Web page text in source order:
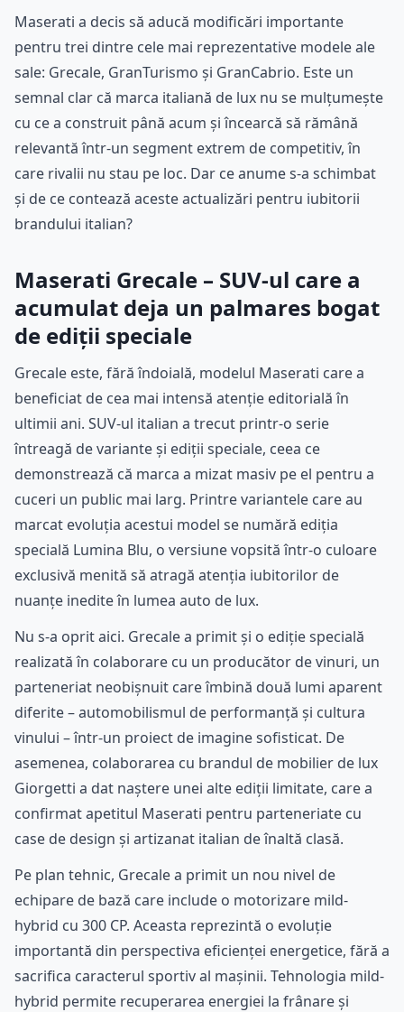
Maserati a decis să aducă modificări importante
pentru trei dintre cele mai reprezentative modele ale
sale: Grecale, GranTurismo și GranCabrio. Este un
semnal clar că marca italiană de lux nu se mulțumește
cu ce a construit până acum și încearcă să rămână
relevantă într-un segment extrem de competitiv, în
care rivalii nu stau pe loc. Dar ce anume s-a schimbat
și de ce contează aceste actualizări pentru iubitorii
brandului italian?
Maserati Grecale – SUV-ul care a
acumulat deja un palmares bogat
de ediții speciale
Grecale este, fără îndoială, modelul Maserati care a
beneficiat de cea mai intensă atenție editorială în
ultimii ani. SUV-ul italian a trecut printr-o serie
întreagă de variante și ediții speciale, ceea ce
demonstrează că marca a mizat masiv pe el pentru a
cuceri un public mai larg. Printre variantele care au
marcat evoluția acestui model se numără ediția
specială Lumina Blu, o versiune vopsită într-o culoare
exclusivă menită să atragă atenția iubitorilor de
nuanțe inedite în lumea auto de lux.
Nu s-a oprit aici. Grecale a primit și o ediție specială
realizată în colaborare cu un producător de vinuri, un
parteneriat neobișnuit care îmbină două lumi aparent
diferite – automobilismul de performanță și cultura
vinului – într-un proiect de imagine sofisticat. De
asemenea, colaborarea cu brandul de mobilier de lux
Giorgetti a dat naștere unei alte ediții limitate, care a
confirmat apetitul Maserati pentru parteneriate cu
case de design și artizanat italian de înaltă clasă.
Pe plan tehnic, Grecale a primit un nou nivel de
echipare de bază care include o motorizare mild-
hybrid cu 300 CP. Aceasta reprezintă o evoluție
importantă din perspectiva eficienței energetice, fără a
sacrifica caracterul sportiv al mașinii. Tehnologia mild-
hybrid permite recuperarea energiei la frânare și